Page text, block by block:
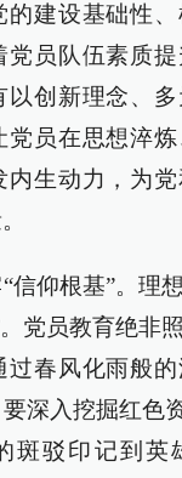
的建设基础性
党员队伍素质
以创新理念、
党员在思想淬
内生动力，为
信仰根基”。理
党员教育绝非
过春风化雨般
深入挖掘红色
斑驳印记到英